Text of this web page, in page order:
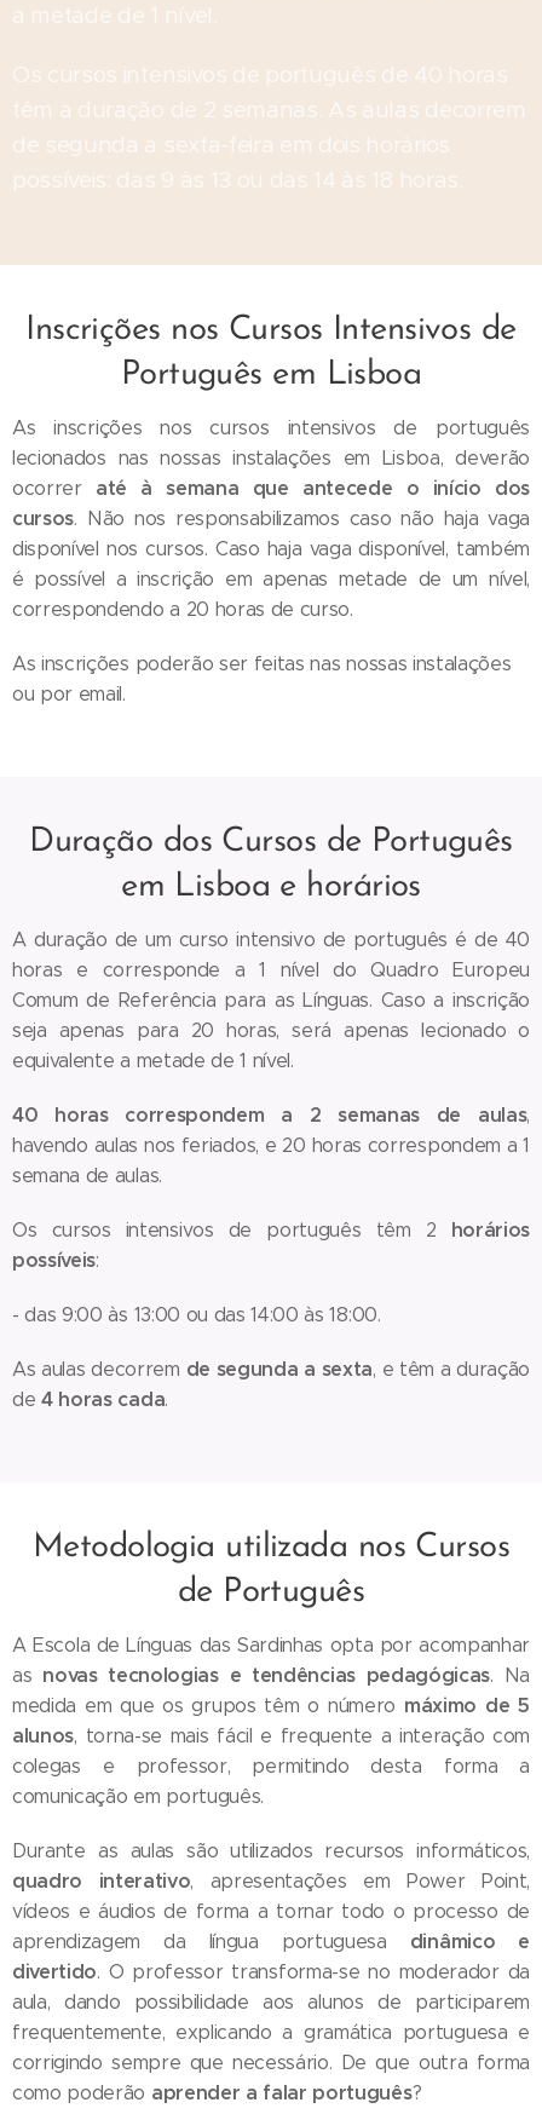
a metade de 1 nível.
Os cursos intensivos de português de 40 horas
têm a duração de 2 semanas. As aulas decorrem
de segunda a sexta-feira em dois horários
possíveis: das 9 às 13 ou das 14 às 18 horas.
Inscrições nos Cursos Intensivos de
Português em Lisboa
As inscrições nos cursos intensivos de português
lecionados nas nossas instalações em Lisboa, deverão
ocorrer até à semana que antecede o início dos
cursos. Não nos responsabilizamos caso não haja vaga
disponível nos cursos. Caso haja vaga disponível, também
é possível a inscrição em apenas metade de um nível,
correspondendo a 20 horas de curso.
As inscrições poderão ser feitas nas nossas instalações
ou por email.
Duração dos Cursos de Português
em Lisboa e horários
A duração de um curso intensivo de português é de 40
horas e corresponde a 1 nível do Quadro Europeu
Comum de Referência para as Línguas. Caso a inscrição
seja apenas para 20 horas, será apenas lecionado o
equivalente a metade de 1 nível.
40 horas correspondem a 2 semanas de aulas,
havendo aulas nos feriados, e 20 horas correspondem a 1
semana de aulas.
Os cursos intensivos de português têm 2 horários
possíveis:
- das 9:00 às 13:00 ou das 14:00 às 18:00.
As aulas decorrem de segunda a sexta, e têm a duração
de4horas cada.
Metodologia utilizada nos Cursos
de Português
A Escola de Línguas das Sardinhas opta por acompanhar
as novas tecnologias e tendências pedagógicas. Na
medida em que os grupos têm o número máximo de 5
alunos, torna-se mais fácil e frequente a interação com
colegas e professor, permitindo desta forma a
comunicação em português.
Durante as aulas são utilizados recursos informáticos,
quadro interativo, apresentações em Power Point,
vídeos e áudios de forma a tornar todo o processo de
aprendizagem da língua portuguesa dinâmico e
divertido. O professor transforma-se no moderador da
aula, dando possibilidade aos alunos de participarem
frequentemente, explicando a gramática portuguesa e
corrigindo sempre que necessário. De que outra forma
como poderão aprender a falar português?